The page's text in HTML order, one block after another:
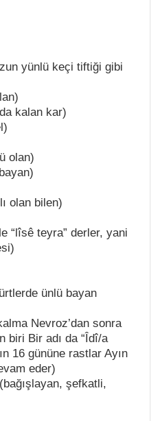
yünlü keçi tiftiği gibi
kalan kar)
olan)
olan bilen)
“lîsê teyra” derler, yani
ünlü bayan
Nevroz’dan sonra
biri Bir adı da “Îdî/a
16 gününe rastlar Ayın
eder)
şefkatli,